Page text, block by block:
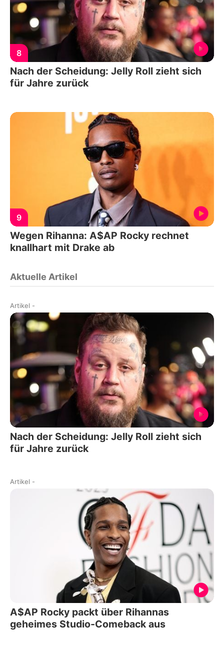
8
Nach der Scheidung: Jelly Roll zieht sich
für Jahre zurück
9
Wegen Rihanna: A$AP Rocky rechnet
knallhart mit Drake ab
Aktuelle Artikel
Artikel -
Nach der Scheidung: Jelly Roll zieht sich
für Jahre zurück
Artikel -
A$AP Rocky packt über Rihannas
geheimes Studio-Comeback aus